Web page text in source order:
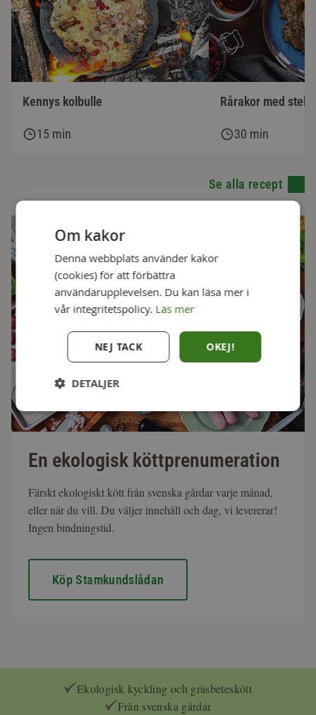
Kennys kolbulle
15 min
Rårakor med
30 min
Se alla recept
En ekologisk köttprenumeration
Färskt ekologiskt kött från svenska gårdar varje månad,
eller när du vill. Du väljer innehåll och dag, vi levererar!
Ingen bindningstid.
Köp Stamkundslådan
Ekologisk kyckling och gräsbeteskött
Från svenska gårdar
Om kakor
Denna webbplats använder kakor
(cookies) för att förbättra
användarupplevelsen. Du kan läsa mer i
vår integritetspolicy. Läs mer
OKEJ!
NEJ TACK
DETALJER